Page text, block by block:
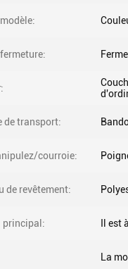
de transport:
courroie:
de revêtement:
principal: Il est
La